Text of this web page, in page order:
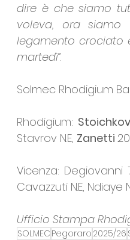
dire è che siamo
voleva, ora siamo
legamento crociato
martedì”.
Solmec Rhodigium
Rhodigium:
Stavrov N.E, Zanetti
Vicenza: Degiovanni
Cavazzuti N.E, Ndiaye
Ufficio Stampa
SOLMEC Pegoraro 2025/26